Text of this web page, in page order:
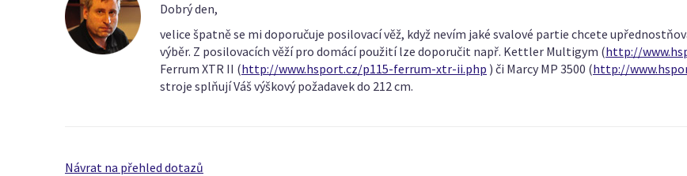
Dobrý den,
velice špatně se mi doporučuje posilovací věž, když nevím jaké svalové partie chcete
výběr. Z posilovacích věží pro domácí použití lze doporučit např. Kettler Multigym (http://
Ferrum XTR II (http://www.hsport.cz/p115-ferrum-xtr-ii.php ) či Marcy MP 3500 (http://
stroje splňují Váš výškový požadavek do 212 cm.
Návrat na přehled dotazů